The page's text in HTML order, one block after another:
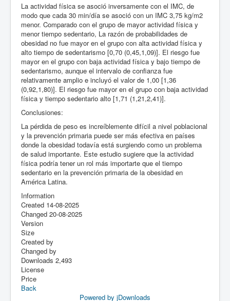
La actividad física se asoció inversamente con el IMC, de
modo que cada 30 min/día se asoció con un IMC 3,75 kg/m2
menor. Comparado con el grupo de mayor actividad física y
menor tiempo sedentario, La razón de probabilidades de
obesidad no fue mayor en el grupo con alta actividad física y
alto tiempo de sedentarismo [0,70 (0,45,1,09)]. El riesgo fue
mayor en el grupo con baja actividad física y bajo tiempo de
sedentarismo, aunque el intervalo de confianza fue
relativamente amplio e incluyó el valor de 1,00 [1,36
(0,92,1,80)]. El riesgo fue mayor en el grupo con baja actividad
física y tiempo sedentario alto [1,71 (1,21,2,41)].
Conclusiones:
La pérdida de peso es increíblemente difícil a nivel poblacional
y la prevención primaria puede ser más efectiva en países
donde la obesidad todavía está surgiendo como un problema
de salud importante. Este estudio sugiere que la actividad
física podría tener un rol más importarte que el tiempo
sedentario en la prevención primaria de la obesidad en
América Latina.
Information
Created 14-08-2025
Changed 20-08-2025
Version
Size
Created by
Changed by
Downloads 2,493
License
Price
Back
Powered by jDownloads